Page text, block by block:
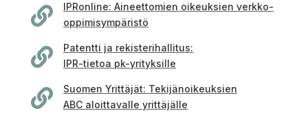

IPRonline: Aineettomien oikeuksien verkko-
oppimisympäristö

Patentti ja rekisterihallitus:
IPR-tietoa pk-yrityksille

Suomen Yrittäjät: Tekijänoikeuksien
ABC aloittavalle yrittäjälle